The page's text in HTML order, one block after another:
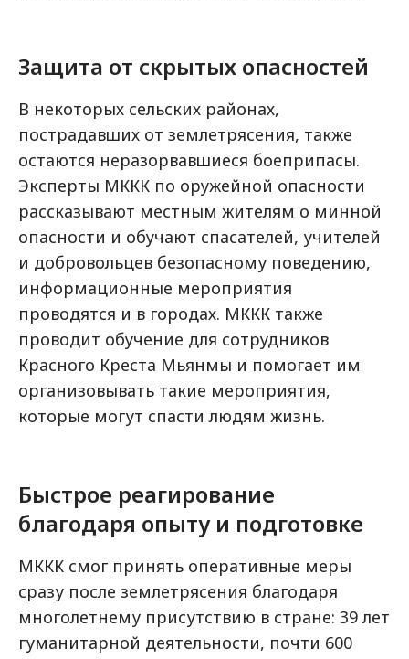
Защита от скрытых опасностей
В некоторых сельских районах,
пострадавших от землетрясения, также
остаются неразорвавшиеся боеприпасы.
Эксперты МККК по оружейной опасности
рассказывают местным жителям о минной
опасности и обучают спасателей, учителей
и добровольцев безопасному поведению,
информационные мероприятия
проводятся и в городах. МККК также
проводит обучение для сотрудников
Красного Креста Мьянмы и помогает им
организовывать такие мероприятия,
которые могут спасти людям жизнь.
Быстрое реагирование
благодаря опыту и подготовке
МККК смог принять оперативные меры
сразу после землетрясения благодаря
многолетнему присутствию в стране: 39 лет
гуманитарной деятельности, почти 600